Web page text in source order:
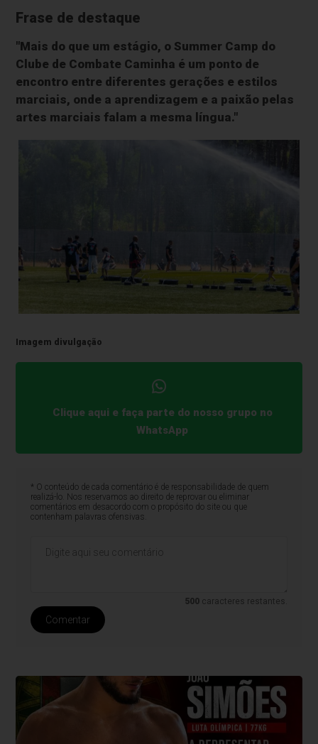
Frase de destaque
"Mais do que um estágio, o Summer Camp do
Clube de Combate Caminha é um ponto de
encontro entre diferentes gerações e estilos
marciais, onde a aprendizagem e a paixão pelas
artes marciais falam a mesma língua."
Imagem divulgação
Clique aqui e faça parte do nosso grupo no
WhatsApp
* O conteúdo de cada comentário é de responsabilidade de quem
realizá-lo. Nos reservamos ao direito de reprovar ou eliminar
comentários em desacordo com o propósito do site ou que
contenham palavras ofensivas.
500 caracteres restantes.
Comentar